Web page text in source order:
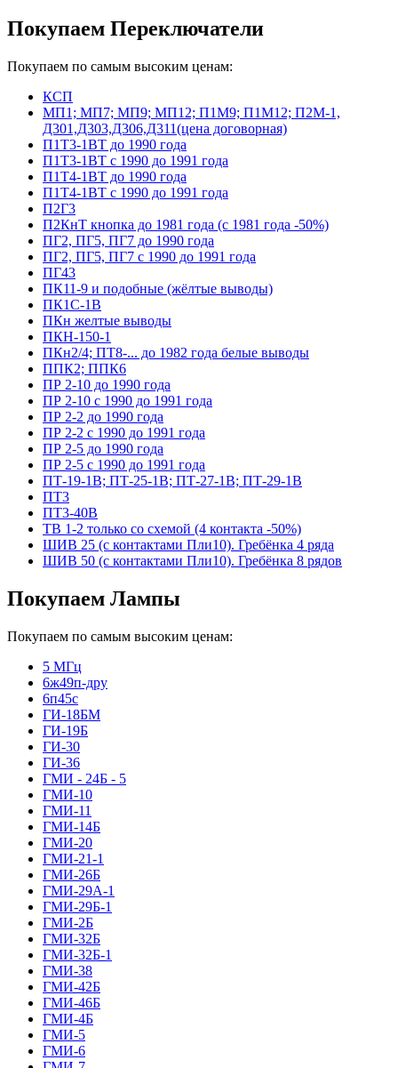
Покупаем Переключатели
Покупаем по самым высоким ценам:
КСП
МП1; МП7; МП9; МП12; П1М9; П1М12; П2М-1,
Д301,Д303,Д306,Д311(цена договорная)
П1Т3-1ВТ до 1990 года
П1Т3-1ВТ с 1990 до 1991 года
П1Т4-1ВТ до 1990 года
П1Т4-1ВТ с 1990 до 1991 года
П2Г3
П2КнТ кнопка до 1981 года (с 1981 года -50%)
ПГ2, ПГ5, ПГ7 до 1990 года
ПГ2, ПГ5, ПГ7 с 1990 до 1991 года
ПГ43
ПК11-9 и подобные (жёлтые выводы)
ПК1С-1В
ПКн желтые выводы
ПКН-150-1
ПКн2/4; ПТ8-... до 1982 года белые выводы
ППК2; ППК6
ПР 2-10 до 1990 года
ПР 2-10 с 1990 до 1991 года
ПР 2-2 до 1990 года
ПР 2-2 с 1990 до 1991 года
ПР 2-5 до 1990 года
ПР 2-5 с 1990 до 1991 года
ПТ-19-1В; ПТ-25-1В; ПТ-27-1В; ПТ-29-1В
ПТ3
ПТ3-40В
ТВ 1-2 только со схемой (4 контакта -50%)
ШИВ 25 (с контактами Пли10). Гребёнка 4 ряда
ШИВ 50 (с контактами Пли10). Гребёнка 8 рядов
Покупаем Лампы
Покупаем по самым высоким ценам:
5 МГц
6ж49п-дру
6п45с
ГИ-18БМ
ГИ-19Б
ГИ-30
ГИ-36
ГМИ - 24Б - 5
ГМИ-10
ГМИ-11
ГМИ-14Б
ГМИ-20
ГМИ-21-1
ГМИ-26Б
ГМИ-29А-1
ГМИ-29Б-1
ГМИ-2Б
ГМИ-32Б
ГМИ-32Б-1
ГМИ-38
ГМИ-42Б
ГМИ-46Б
ГМИ-4Б
ГМИ-5
ГМИ-6